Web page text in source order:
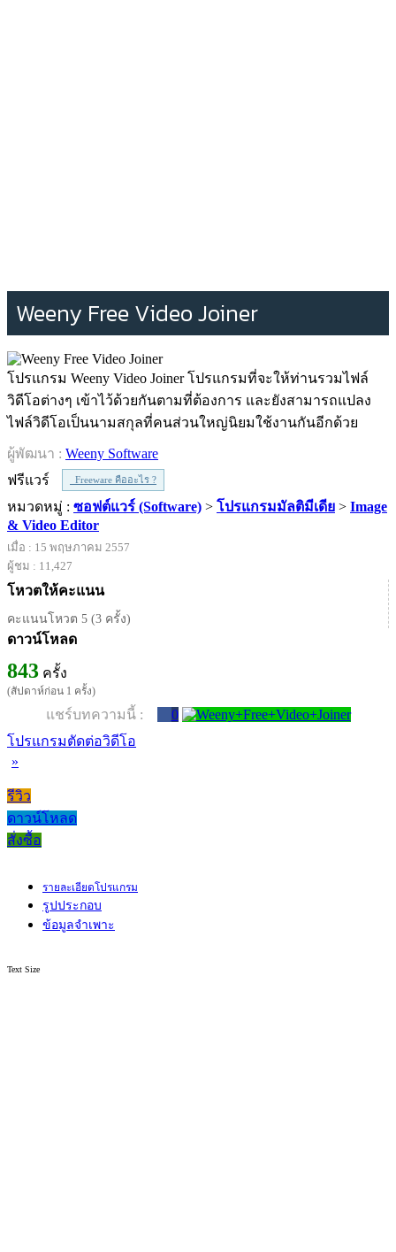
Weeny Free Video Joiner
โปรแกรม Weeny Video Joiner โปรแกรมที่จะให้ท่านรวมไฟล์
วิดีโอต่างๆ เข้าไว้ด้วยกันตามที่ต้องการ และยังสามารถแปลง
ไฟล์วิดีโอเป็นนามสกุลที่คนส่วนใหญ่นิยมใช้งานกันอีกด้วย
ผู้พัฒนา : Weeny Software
ฟรีแวร์
Freeware คืออะไร ?
หมวดหมู่ : ซอฟต์แวร์ (Software) > โปรแกรมมัลติมีเดีย > Image
& Video Editor
เมื่อ : 15 พฤษภาคม 2557
ผู้ชม : 11,427
โหวตให้คะแนน
คะแนนโหวต 5 (3 ครั้ง)
ดาวน์โหลด
843 ครั้ง
(สัปดาห์ก่อน 1 ครั้ง)
แชร์บทความนี้ :
0
โปรแกรมตัดต่อวิดีโอ
»
รีวิว
ดาวน์โหลด
สั่งซื้อ
รายละเอียดโปรแกรม
รูปประกอบ
ข้อมูลจำเพาะ
Text Size